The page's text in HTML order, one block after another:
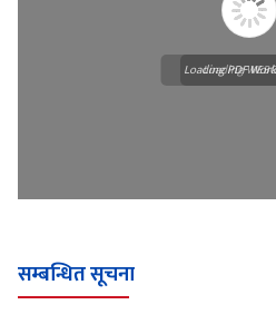
Loading
Loading PDF
सम्बन्धित सूचना